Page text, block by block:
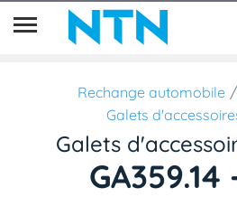
Rechange automobile
Galets
Galets
GA359.14